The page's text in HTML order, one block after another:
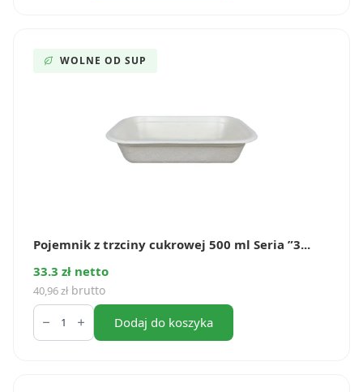
Seria
”3” WOLNE OD SUP
Pojemnik z trzciny cukrowej 500 ml Seria ”3...
33.3 zł netto
40,96zł brutto
ilość
Pojemnik
z
Dodaj do koszyka